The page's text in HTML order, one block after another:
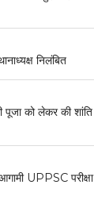
निलंबित
पूजा को लेकर की शांति
UPPSC परीक्षा